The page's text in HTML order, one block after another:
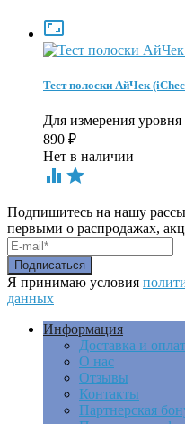

Тест полоски АйЧек
Для измерения
890 ₽
Нет в наличии
 
Подпишитесь на нашу
первыми о распродажах,
Я принимаю условия
данных
Информация
Доставка и
О нас
Отзывы
Контакты
Партнерская